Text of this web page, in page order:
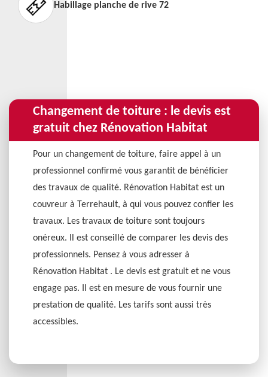
Habillage planche de rive 72
Changement de toiture : le devis est
gratuit chez Rénovation Habitat
Pour un changement de toiture, faire appel à un
professionnel confirmé vous garantit de bénéficier
des travaux de qualité. Rénovation Habitat est un
couvreur à Terrehault, à qui vous pouvez confier les
travaux. Les travaux de toiture sont toujours
onéreux. Il est conseillé de comparer les devis des
professionnels. Pensez à vous adresser à
Rénovation Habitat . Le devis est gratuit et ne vous
engage pas. Il est en mesure de vous fournir une
prestation de qualité. Les tarifs sont aussi très
accessibles.